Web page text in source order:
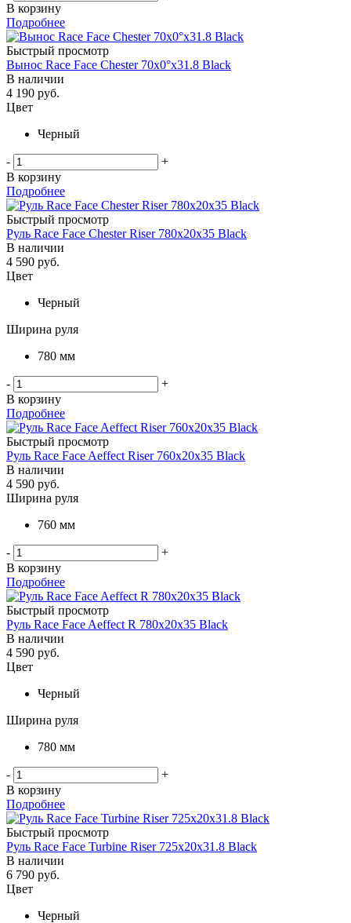
В корзину
Подробнее
Быстрый просмотр
Вынос Race Face Chester 70x0°x31.8 Black
В наличии
4 190 руб.
Цвет
Черный
-
+
В корзину
Подробнее
Быстрый просмотр
Руль Race Face Chester Riser 780x20x35 Black
В наличии
4 590 руб.
Цвет
Черный
Ширина руля
780 мм
-
+
В корзину
Подробнее
Быстрый просмотр
Руль Race Face Aeffect Riser 760x20x35 Black
В наличии
4 590 руб.
Ширина руля
760 мм
-
+
В корзину
Подробнее
Быстрый просмотр
Руль Race Face Aeffect R 780x20x35 Black
В наличии
4 590 руб.
Цвет
Черный
Ширина руля
780 мм
-
+
В корзину
Подробнее
Быстрый просмотр
Руль Race Face Turbine Riser 725x20x31.8 Black
В наличии
6 790 руб.
Цвет
Черный